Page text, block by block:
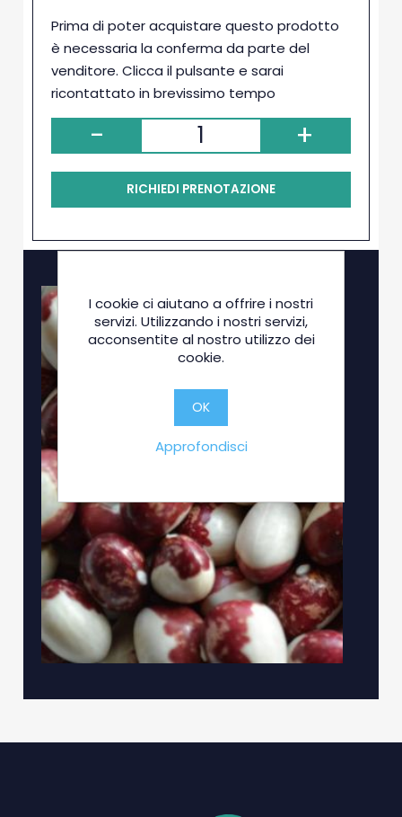
Prima di poter acquistare questo prodotto
è necessaria la conferma da parte del
venditore. Clicca il pulsante e sarai
ricontattato in brevissimo tempo
- +
RICHIEDI PRENOTAZIONE
I cookie ci aiutano a offrire i nostri
servizi. Utilizzando i nostri servizi,
acconsentite al nostro utilizzo dei
cookie.
OK
Approfondisci